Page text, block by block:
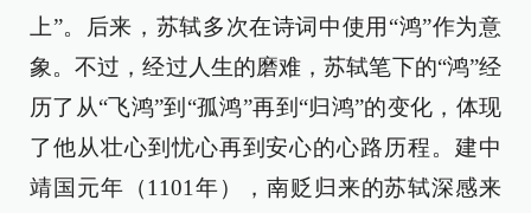
上”。后来，苏轼多次在诗词中使用“鸿”作为意
象。不过，经过人生的磨难，苏轼笔下的“鸿”经
历了从“飞鸿”到“孤鸿”再到“归鸿”的变化，体现
了他从壮心到忧心再到安心的心路历程。建中
靖国元年（1101年），南贬归来的苏轼深感来